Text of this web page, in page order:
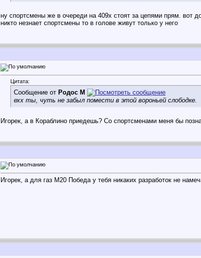
ну спортсмены же в очереди на 409х стоят за цепями прям. вот
никто незнает спортсмены то в голове живут только у него
Цитата:
Сообщение от Родос М
ехх ты, чуть не забыл помести в этой вороньей слободке.
Игорек, а в Кораблино приедешь? Со спортсменами меня бы
Игорек, а для газ М20 Победа у тебя никаких разработок не